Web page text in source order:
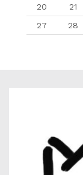
20
21
27
28